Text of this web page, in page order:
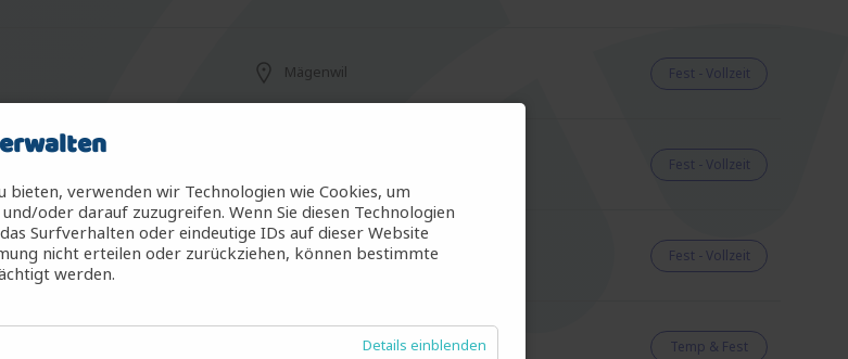
Mägenwil Fest - Vollzeit
Fest - Vollzeit
Mägenwil Fest - Vollzeit
Temp & Fest
verwenden wir Technologien wie Cookies, um
oder darauf zuzugreifen. Wenn Sie diesen Technologien
Surfverhalten oder eindeutige IDs auf dieser Website
nicht erteilen oder zurückziehen, können bestimmte
werden.
Details einblenden